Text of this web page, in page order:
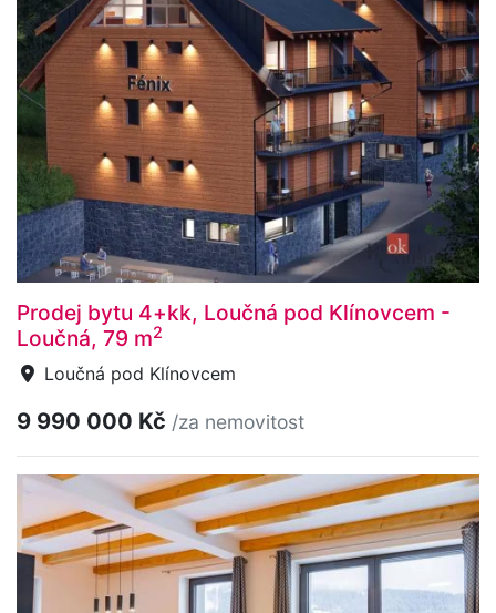
Prodej bytu 4+kk, Loučná pod Klínovcem -
Loučná, 79 m2
Loučná pod Klínovcem
9 990 000 Kč /za nemovitost